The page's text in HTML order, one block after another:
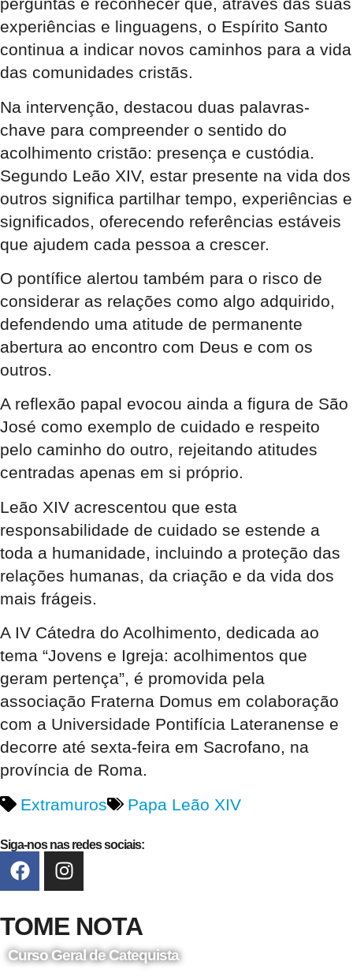
perguntas e reconhecer que, através das suas
experiências e linguagens, o Espírito Santo
continua a indicar novos caminhos para a vida
das comunidades cristãs.
Na intervenção, destacou duas palavras-
chave para compreender o sentido do
acolhimento cristão: presença e custódia.
Segundo Leão XIV, estar presente na vida dos
outros significa partilhar tempo, experiências e
significados, oferecendo referências estáveis
que ajudem cada pessoa a crescer.
O pontífice alertou também para o risco de
considerar as relações como algo adquirido,
defendendo uma atitude de permanente
abertura ao encontro com Deus e com os
outros.
A reflexão papal evocou ainda a figura de São
José como exemplo de cuidado e respeito
pelo caminho do outro, rejeitando atitudes
centradas apenas em si próprio.
Leão XIV acrescentou que esta
responsabilidade de cuidado se estende a
toda a humanidade, incluindo a proteção das
relações humanas, da criação e da vida dos
mais frágeis.
A IV Cátedra do Acolhimento, dedicada ao
tema “Jovens e Igreja: acolhimentos que
geram pertença”, é promovida pela
associação Fraterna Domus em colaboração
com a Universidade Pontifícia Lateranense e
decorre até sexta-feira em Sacrofano, na
província de Roma.
Extramuros
Papa Leão XIV
Siga-nos nas redes sociais:
TOME NOTA
Curso Geral de Catequista